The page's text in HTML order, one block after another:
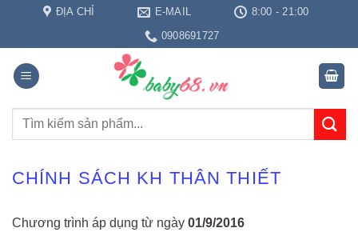
nội
dung
ĐỊA CHỈ E-MAIL
8:00 - 21:00
0908691727
Tìm
CHÍNH SÁCH KH THÂN THIẾT
Chương trình áp dụng từ ngày 01/9/2016